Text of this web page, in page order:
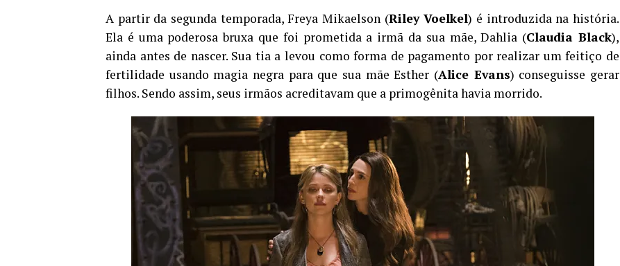
A partir da segunda temporada, Freya Mikaelson (Riley Voelkel) é introduzida na história.
Ela é uma poderosa bruxa que foi prometida a irmã da sua mãe, Dahlia (Claudia Black),
ainda antes de nascer. Sua tia a levou como forma de pagamento por realizar um feitiço de
fertilidade usando magia negra para que sua mãe Esther (Alice Evans) conseguisse gerar
filhos. Sendo assim, seus irmãos acreditavam que a primogênita havia morrido.